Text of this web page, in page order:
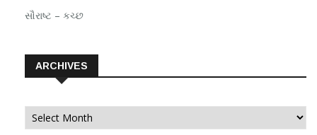
સૌરાષ્ટ – કચ્છ
ARCHIVES
Archives